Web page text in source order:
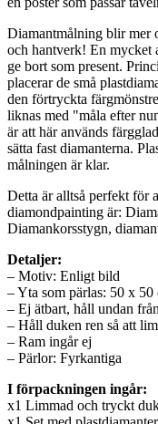
Diamantmålning blir mer
och hantverk! En mycket
ge bort som present.
placerar de små
den förtryckta
liknas med "måla efter
är att här används
sätta fast diamanterna.
målningen är klar.
Detta är alltså perfekt för
diamondpainting är:
Diamankorsstygn,
Detaljer:
– Motiv: Enligt bild
– Yta som pärlas: 50 x 50
– Ej ätbart, håll undan
– Håll duken ren så att
– Ram ingår ej
– Pärlor: Fyrkantiga
I förpackningen ingår:
x1 Limmad och tryckt